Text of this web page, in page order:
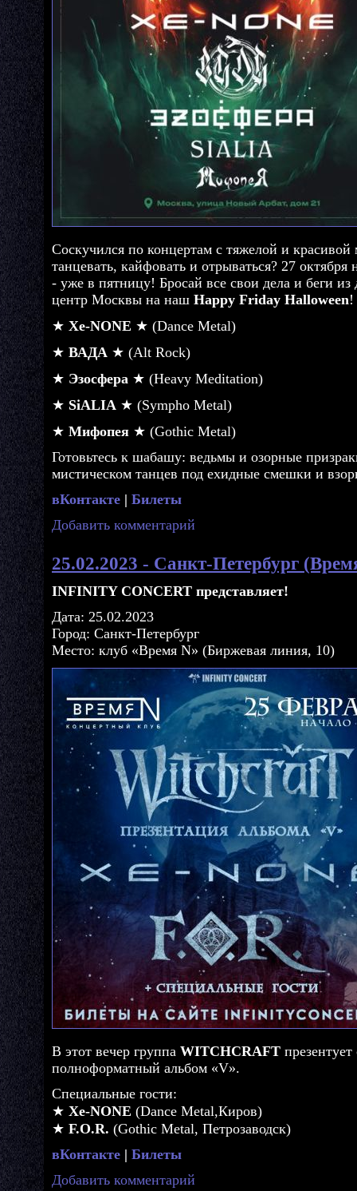
Соскучился по концертам с тяжелой и
танцевать, кайфовать и отрываться? 27
- уже в пятницу! Бросай все свои дела и беги
центр Москвы на наш Happy Friday Halloween!
★ Xe-NONE ★ (Dance Metal)
★ ВАДА ★ (Alt Rock)
★ Эзосфера ★ (Heavy Meditation)
★ SiALIA ★ (Sympho Metal)
★ Мифопея ★ (Gothic Metal)
Готовьтесь к шабашу: ведьмы и озорные
мистическом танцев под ехидные смешки и
вКонтакте | Билеты
Добавить комментарий
25.02.2023 - Санкт-Петербург
INFINITY CONCERT представляет!
Дата: 25.02.2023
Город: Санкт-Петербург
Место: клуб «Время N» (Биржевая линия, 10)
В этот вечер группа WITCHCRAFT
полноформатный альбом «V».
Специальные гости:
★ Xe-NONE (Dance Metal,Киров)
★ F.O.R. (Gothic Metal, Петрозаводск)
вКонтакте | Билеты
Добавить комментарий